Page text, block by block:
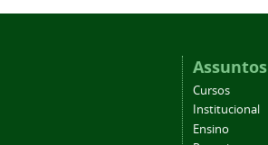
Assuntos
Cursos
Institucional
Ensino